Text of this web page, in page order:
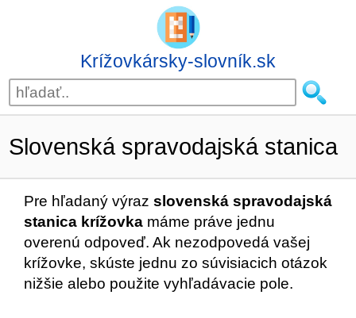
Krížovkársky-slovník.sk
Slovenská spravodajská stanica
Pre hľadaný výraz slovenská spravodajská
stanica krížovka máme práve jednu
overenú odpoveď. Ak nezodpovedá vašej
krížovke, skúste jednu zo súvisiacich otázok
nižšie alebo použite vyhľadávacie pole.